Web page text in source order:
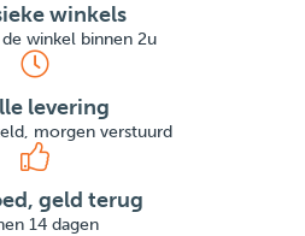
winkels
winkel binnen 2u
levering
morgen verstuurd
geld terug
14 dagen